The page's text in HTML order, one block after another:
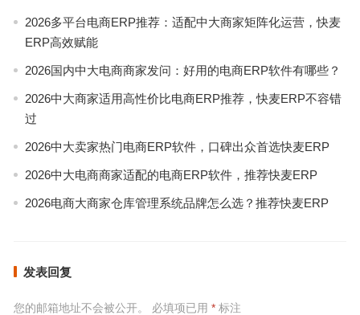
2026多平台电商ERP推荐：适配中大商家矩阵化运营，快麦
ERP高效赋能
2026国内中大电商商家发问：好用的电商ERP软件有哪些？
2026中大商家适用高性价比电商ERP推荐，快麦ERP不容错
过
2026中大卖家热门电商ERP软件，口碑出众首选快麦ERP
2026中大电商商家适配的电商ERP软件，推荐快麦ERP
2026电商大商家仓库管理系统品牌怎么选？推荐快麦ERP
发表回复
您的邮箱地址不会被公开。 必填项已用 *标注